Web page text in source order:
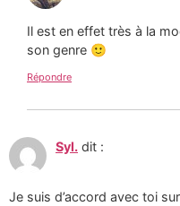
Il est en effet très à la
son genre 🙂
Répondre
Syl. dit :
Je suis d’accord avec toi